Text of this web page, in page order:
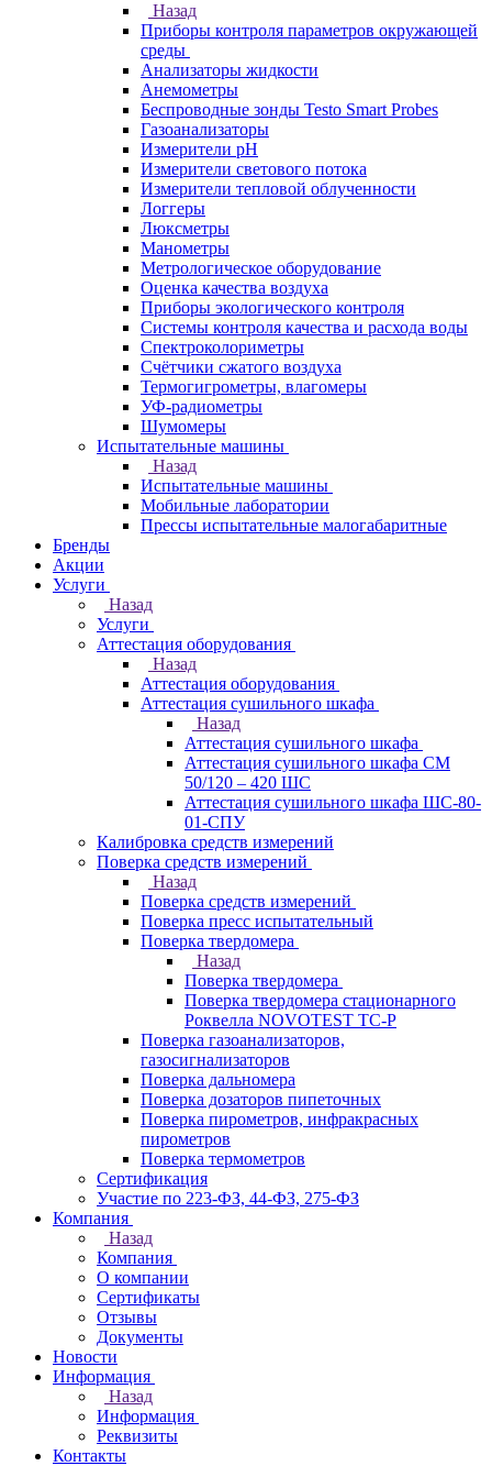
Назад
Приборы контроля параметров окружающей
среды
Анализаторы жидкости
Анемометры
Беспроводные зонды Testo Smart Probes
Газоанализаторы
Измерители pH
Измерители светового потока
Измерители тепловой облученности
Логгеры
Люксметры
Манометры
Метрологическое оборудование
Оценка качества воздуха
Приборы экологического контроля
Системы контроля качества и расхода воды
Спектроколориметры
Счётчики сжатого воздуха
Термогигрометры, влагомеры
УФ-радиометры
Шумомеры
Испытательные машины
Назад
Испытательные машины
Мобильные лаборатории
Прессы испытательные малогабаритные
Бренды
Акции
Услуги
Назад
Услуги
Аттестация оборудования
Назад
Аттестация оборудования
Аттестация сушильного шкафа
Назад
Аттестация сушильного шкафа
Аттестация сушильного шкафа СМ
50/120 – 420 ШС
Аттестация сушильного шкафа ШС-80-
01-СПУ
Калибровка средств измерений
Поверка средств измерений
Назад
Поверка средств измерений
Поверка пресс испытательный
Поверка твердомера
Назад
Поверка твердомера
Поверка твердомера стационарного
Роквелла NOVOTEST TС-Р
Поверка газоанализаторов,
газосигнализаторов
Поверка дальномера
Поверка дозаторов пипеточных
Поверка пирометров, инфракрасных
пирометров
Поверка термометров
Сертификация
Участие по 223-ФЗ, 44-ФЗ, 275-ФЗ
Компания
Назад
Компания
О компании
Сертификаты
Отзывы
Документы
Новости
Информация
Назад
Информация
Реквизиты
Контакты